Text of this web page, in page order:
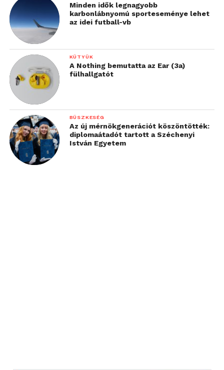
Minden idők legnagyobb
karbonlábnyomú sporteseménye lehet
az idei futball-vb
KÜTYÜK
A Nothing bemutatta az Ear (3a)
fülhallgatót
BÜSZKESÉG
Az új mérnökgenerációt köszöntötték:
diplomaátadót tartott a Széchenyi
István Egyetem